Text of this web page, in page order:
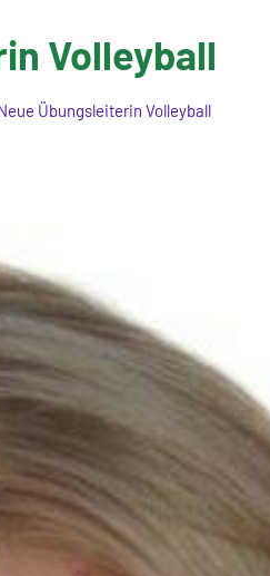
Volleyball
Übungsleiterin Volleyball